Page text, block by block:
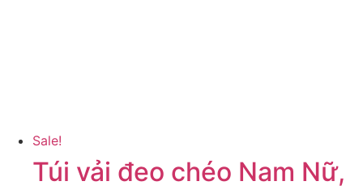
Sale!
Túi vải đeo chéo Nam Nữ,